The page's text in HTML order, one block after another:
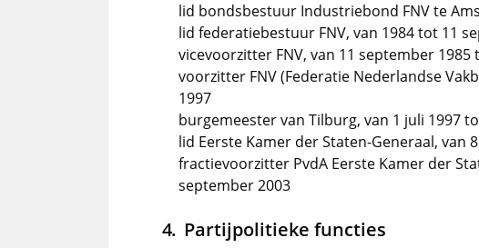
lid bondsbestuur Industriebond FNV te
lid federatiebestuur FNV, van 1984 tot 11
vicevoorzitter FNV, van 11 september 1985
voorzitter FNV (Federatie Nederlandse
1997
burgemeester van Tilburg, van 1 juli 1997
lid Eerste Kamer der Staten-Generaal, van
fractievoorzitter PvdA Eerste Kamer der
september 2003
Partijpolitieke functies